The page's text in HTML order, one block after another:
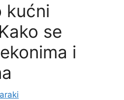
kućni
se
i